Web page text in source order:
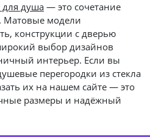
В КОРЗИНУ
для душа — это сочетание
Матовые модели
конструкции с дверью
выбор дизайнов
интерьер. Если вы
перегородки из стекла
их на нашем сайте — это
размеры и надёжный